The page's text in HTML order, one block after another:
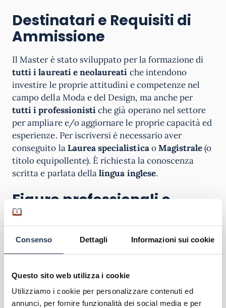
Consenso Dettagli Informazioni sui cookie
Questo sito web utilizza i cookie
Utilizziamo i cookie per personalizzare contenuti ed
annunci, per fornire funzionalità dei social media e per
Destinatari e Requisiti di
Ammissione
Il Master è stato sviluppato per la formazione di
tutti i laureati e neolaureati che intendono
investire le proprie attitudini e competenze nel
campo della Moda e del Design, ma anche per
tutti i professionistiche già operano nel settore
per ampliare e/o aggiornare le proprie capacità ed
esperienze. Per iscriversi è necessario aver
conseguito laLaurea specialisticaoMagistrale(o
titolo equipollente). È richiesta la conoscenza
scritta e parlata dellalingua inglese.
Figure professionali e
Sbocchi Lavorativi
Il Master ha l’obiettivo di inserire sul mercato del
lavoroesperti professionisti inFashion
processo del settore, dallaprogettazione e design
dei prodottialle attività dimarketing,
promozione ecomunicazione(come sfilate,